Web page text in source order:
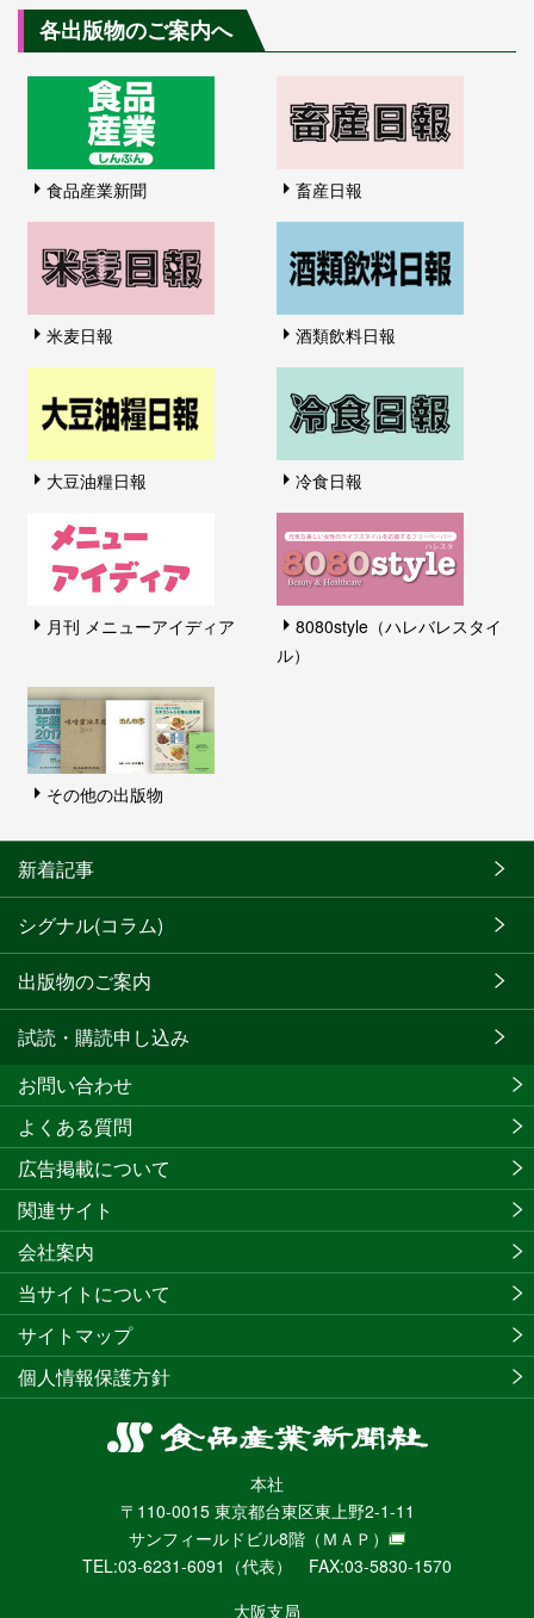
各出版物のご案内へ
食品産業新聞 畜産日報
米麦日報 酒類飲料日報
大豆油糧日報 冷食日報
月刊 メニューアイディア
8080style（ハレバレスタイ
ル）
その他の出版物
新着記事
シグナル(コラム)
出版物のご案内
試読・購読申し込み
食
産
業
新
聞
社
本社
〒110-0015 東京都台東区東上野2-1-11
サンフィールドビル8階 （ＭＡＰ）
TEL:03-6231-6091（代表） FAX:03-5830-1570
大阪支局
お問い合わせ
よくある質問
広告掲載について
関連サイト
会社案内
当サイトについて
サイトマップ
個人情報保護方針